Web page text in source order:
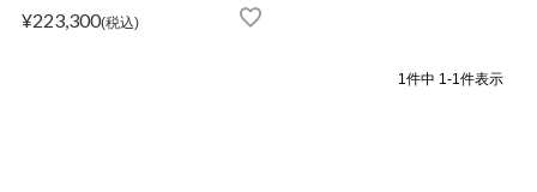
布・革小物
¥223,300 税込
1件中 1-1件表示